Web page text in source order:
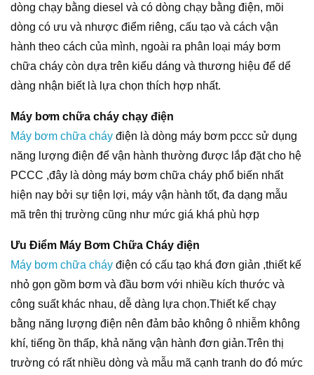
dòng chạy bằng diesel và có dòng chạy bằng điện, mõi
dòng có ưu và nhược điểm riêng, cấu tạo và cách vận
hành theo cách của mình, ngoài ra phân loại máy bơm
chữa cháy còn dựa trên kiểu dáng và thương hiệu để dể
dàng nhận biết là lựa chọn thích hợp nhất.
Máy bơm chữa cháy chạy điện
Máy bơm chữa cháy điện là dòng máy bơm pccc sử dụng
năng lượng điện để vận hành thường được lắp đặt cho hệ
PCCC ,đây là dòng máy bơm chữa cháy phổ biến nhất
hiện nay bởi sự tiện lợi, máy vận hành tốt, đa dạng mẫu
mã trên thị trường cũng như mức giá khá phù hợp
Ưu Điểm Máy Bơm Chữa Cháy điện
Máy bơm chữa cháy điện có cấu tạo khá đơn giản ,thiết kế
nhỏ gọn gồm bơm và đầu bơm với nhiều kích thước và
công suất khác nhau, dễ dàng lựa chọn.Thiết kế chạy
bằng năng lượng điện nên đảm bảo không ô nhiễm không
khí, tiếng ồn thấp, khả năng vận hành đơn giản.Trên thị
trường có rất nhiều dòng và mẫu mã cạnh tranh do đó mức